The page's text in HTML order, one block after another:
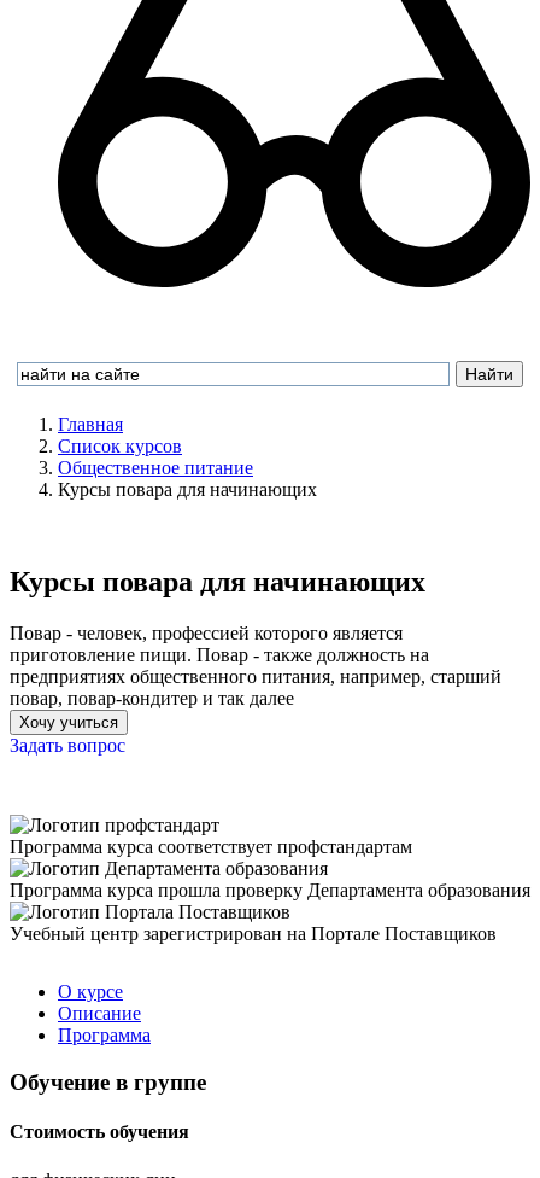
Главная
Список курсов
Общественное питание
Курсы повара для начинающих
Курсы повара для начинающих
Повар - человек, профессией которого является
приготовление пищи. Повар - также должность на
предприятиях общественного питания, например, старший
повар, повар-кондитер и так далее
Хочу учиться
Задать вопрос
Программа курса соответствует профстандартам
Программа курса прошла проверку Департамента образования
Учебный центр зарегистрирован на Портале Поставщиков
О курсе
Описание
Программа
Обучение в группе
Стоимость обучения